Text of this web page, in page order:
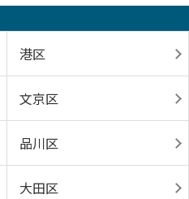
港区
文京区
品川区
大田区